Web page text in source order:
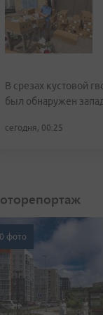
В срезах кустовой
был обнаружен
сегодня, 00:25
фото